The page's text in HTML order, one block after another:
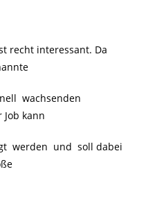
recht interessant. Da
wachsenden
kann
werden und soll dabei